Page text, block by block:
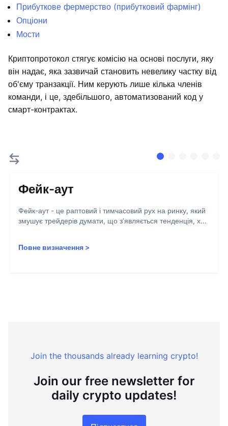
Прибуткове фермерство (прибутковий фармінг)
Опціони
Мости
Криптопротокол стягує комісію на основі послуги, яку
він надає, яка зазвичай становить невелику частку від
об'єму транзакції. Ним керують лише кілька членів
команди, і це, здебільшого, автоматизований код у
смарт-контрактах.
Фейк-аут
Фейк-аут - це раптовий і тимчасовий рух на ринку, який
змушує трейдерів думати, що з’являється тенденція, х...
Повне визначення >
Join the thousands already learning crypto!
Join our free newsletter for
daily crypto updates!